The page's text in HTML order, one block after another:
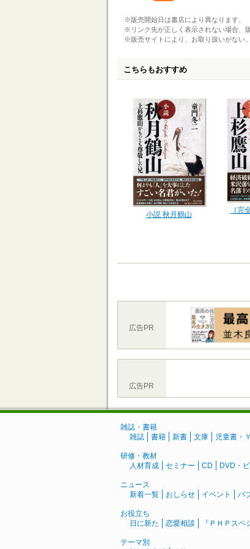
※販売開始日は書店により異なります。
※リンク先が正しく表示されない場合、
※販売サイトにより、お取り扱いがない
こちらもおすすめ
小説 秋月鶴山 ［完
広告PR
広告PR
雑誌・書籍
雑誌
書籍 新書 文庫 児童書・
研修・教材
人材育成
セミナー CD DVD・
ニュース
新着一覧
おしらせ イベント パ
お役立ち
日に新た
恋愛相談 『ＰＨＰス
テーマ別